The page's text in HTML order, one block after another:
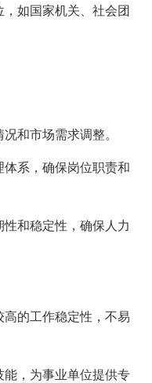
如国家机关、社会团
和市场需求调整。
系，确保岗位职责和
和稳定性，确保人力
的工作稳定性，不易
，为事业单位提供专